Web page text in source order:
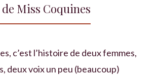
Miss Coquines
c’est l’histoire de deux femmes,
deux voix un peu (beaucoup)